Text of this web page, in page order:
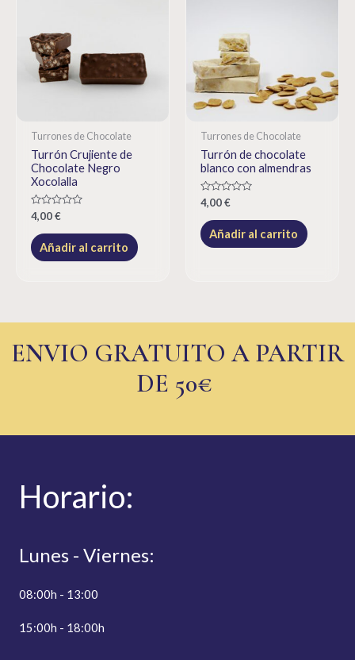
Turrones de Chocolate
Turrón Crujiente de
Chocolate Negro
Xocolalla
Rated
0
out
of
5
4,00€
Añadir al carrito
Turrones de Chocolate
Turrón de chocolate
blanco con almendras
Rated
0
out
of
5
4,00€
Añadir al carrito
ENVIO GRATUITO A PARTIR
DE 50€
Horario:
Lunes - Viernes:
08:00h - 13:00
15:00h - 18:00h